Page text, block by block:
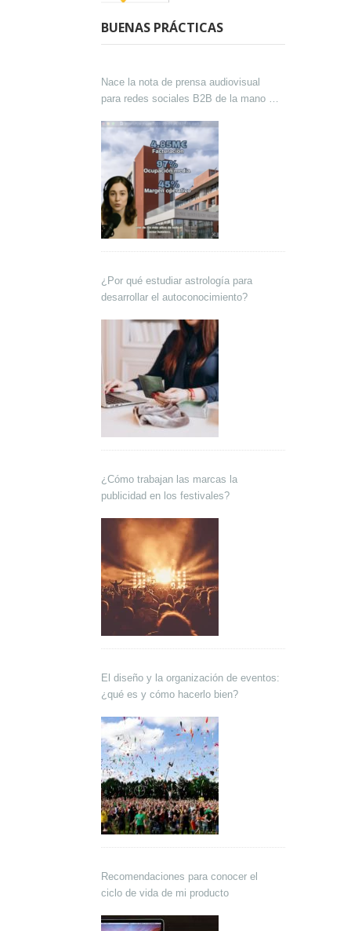
BUENAS PRÁCTICAS
Nace la nota de prensa audiovisual
para redes sociales B2B de la mano de
¿Por qué estudiar astrología para
desarrollar el autoconocimiento?
¿Cómo trabajan las marcas la
publicidad en los festivales?
El diseño y la organización de eventos:
¿qué es y cómo hacerlo bien?
Recomendaciones para conocer el
ciclo de vida de mi producto